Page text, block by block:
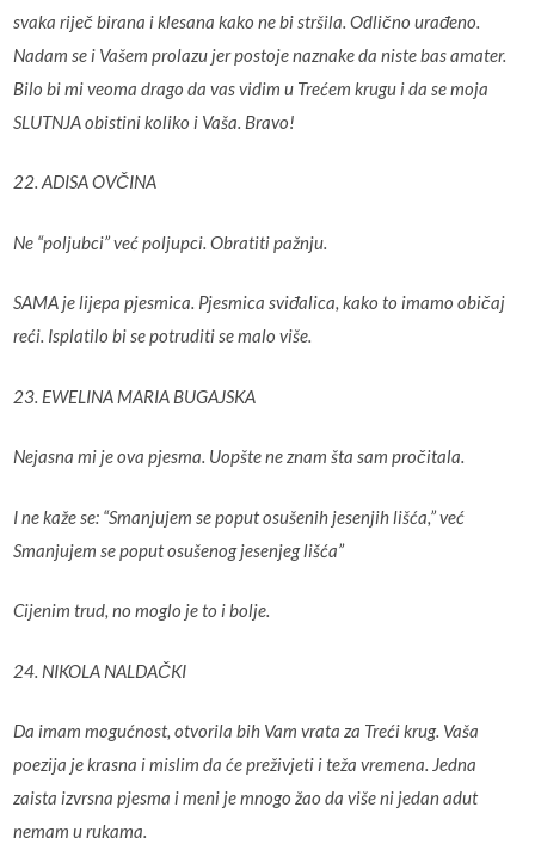
svaka riječ birana i klesana kako ne bi stršila. Odlično urađeno.
Nadam se i Vašem prolazu jer postoje naznake da niste bas amater.
Bilo bi mi veoma drago da vas vidim u Trećem krugu i da se moja
SLUTNJA obistini koliko i Vaša. Bravo!
22. ADISA OVČINA
Ne “poljubci” već poljupci. Obratiti pažnju.
SAMA je lijepa pjesmica. Pjesmica sviđalica, kako to imamo običaj
reći. Isplatilo bi se potruditi se malo više.
23. EWELINA MARIA BUGAJSKA
Nejasna mi je ova pjesma. Uopšte ne znam šta sam pročitala.
I ne kaže se: “Smanjujem se poput osušenih jesenjih lišća,” već
Smanjujem se poput osušenog jesenjeg lišća”
Cijenim trud, no moglo je to i bolje.
24. NIKOLA NALDAČKI
Da imam mogućnost, otvorila bih Vam vrata za Treći krug. Vaša
poezija je krasna i mislim da će preživjeti i teža vremena. Jedna
zaista izvrsna pjesma i meni je mnogo žao da više ni jedan adut
nemam u rukama.